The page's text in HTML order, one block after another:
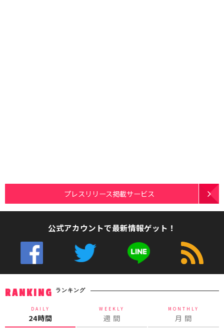
プレスリリース掲載サービス
公式アカウントで最新情報ゲット！
RANKING ランキング
DAILY
24時間
WEEKLY
週 間
MONTHLY
月 間